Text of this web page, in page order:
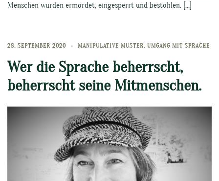
Menschen wurden ermordet, eingesperrt und bestohlen. […]
28. SEPTEMBER 2020 MANIPULATIVE MUSTER, UMGANG MIT SPRACHE
Wer die Sprache beherrscht,
beherrscht seine Mitmenschen.